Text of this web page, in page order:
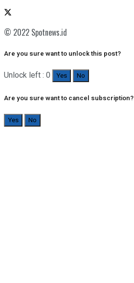
© 2022 Spotnews.id
Are you sure want to unlock this post?
Unlock left : 0 Yes No
Are you sure want to cancel subscription?
Yes No